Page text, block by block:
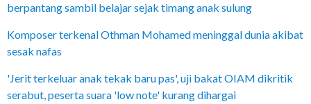
berpantang sambil belajar sejak timang anak sulung
Komposer terkenal Othman Mohamed meninggal dunia akibat
sesak nafas
'Jerit terkeluar anak tekak baru pas', uji bakat OIAM dikritik
serabut, peserta suara 'low note' kurang dihargai